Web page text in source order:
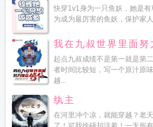
快穿1v1身为一只鱼妖，她是
为成为最厉害的鱼妖，保护家
我在九叔世界里面努
起点九叔成绩不是第一就是第
者时间比较短，写一个原汁原
越...
纨主
在河里冲个凉，就能穿越？老